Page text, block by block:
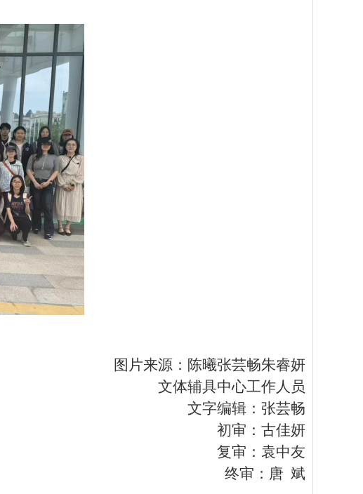
图片来源：陈曦张芸畅朱睿妍
文体辅具中心工作人员
文字编辑：张芸畅
初审 ： 古佳妍
复审：袁中友
终审 ： 唐 斌